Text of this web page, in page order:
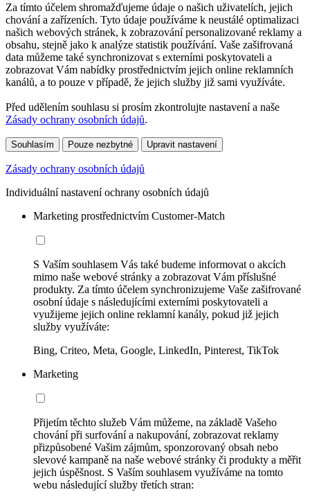
Za tímto účelem shromažďujeme údaje o našich uživatelích, jejich
chování a zařízeních. Tyto údaje používáme k neustálé optimalizaci
našich webových stránek, k zobrazování personalizované reklamy a
obsahu, stejně jako k analýze statistik používání. Vaše zašifrovaná
data můžeme také synchronizovat s externími poskytovateli a
zobrazovat Vám nabídky prostřednictvím jejich online reklamních
kanálů, a to pouze v případě, že jejich služby již sami využíváte.
Před udělením souhlasu si prosím zkontrolujte nastavení a naše
Zásady ochrany osobních údajů.
Souhlasím Pouze nezbytné Upravit nastavení
Zásady ochrany osobních údajů
Individuální nastavení ochrany osobních údajů
Marketing prostřednictvím Customer-Match
S Vaším souhlasem Vás také budeme informovat o akcích
mimo naše webové stránky a zobrazovat Vám příslušné
produkty. Za tímto účelem synchronizujeme Vaše zašifrované
osobní údaje s následujícími externími poskytovateli a
využijeme jejich online reklamní kanály, pokud již jejich
služby využíváte:
Bing, Criteo, Meta, Google, LinkedIn, Pinterest, TikTok
Marketing
Přijetím těchto služeb Vám můžeme, na základě Vašeho
chování při surfování a nakupování, zobrazovat reklamy
přizpůsobené Vašim zájmům, sponzorovaný obsah nebo
slevové kampaně na naše webové stránky či produkty a měřit
jejich úspěšnost. S Vaším souhlasem využíváme na tomto
webu následující služby třetích stran: